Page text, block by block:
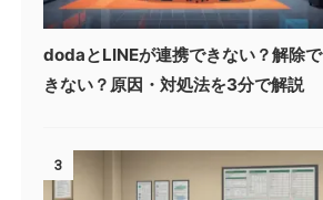
dodaとLINEが連携できない？解除で
きない？原因・対処法を3分で解説
3